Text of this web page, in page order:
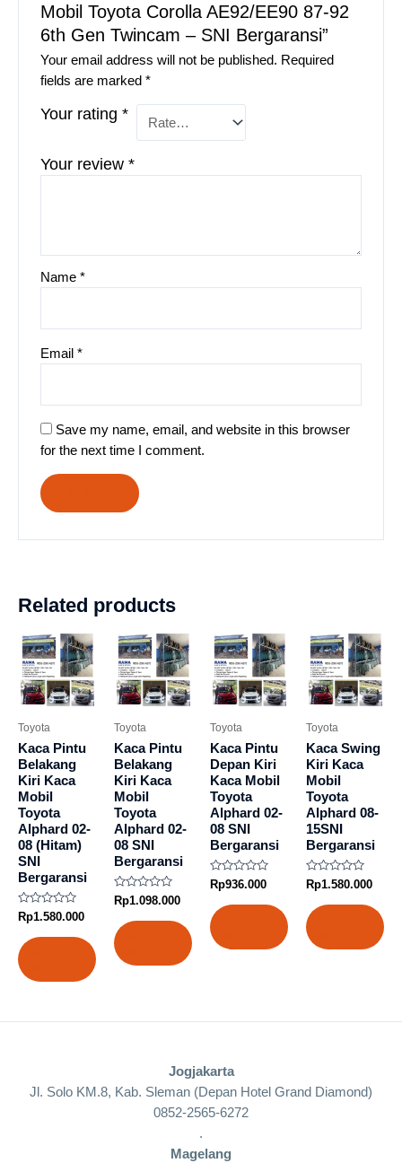
Mobil Toyota Corolla AE92/EE90 87-92
6th Gen Twincam – SNI Bergaransi”
Your email address will not be published. Required
fields are marked*
Your rating*
Your review*
Name*
Email*
Save my name, email, and website in this browser
for the next time I comment.
Related products
Toyota
Kaca Pintu
Belakang
Kiri Kaca
Mobil
Toyota
Alphard 02-
08 (Hitam)
SNI
Bergaransi
Rated
0
out
of
5
Rp1.580.000
Toyota
Kaca Pintu
Belakang
Kiri Kaca
Mobil
Toyota
Alphard 02-
08 SNI
Bergaransi
Rated
0
out
of
5
Rp1.098.000
Toyota
Kaca Pintu
Depan Kiri
Kaca Mobil
Toyota
Alphard 02-
08 SNI
Bergaransi
Rated
0
out
of
5
Rp936.000
Toyota
Kaca Swing
Kiri Kaca
Mobil
Toyota
Alphard 08-
15SNI
Bergaransi
Rated
0
out
of
5
Rp1.580.000
Jogjakarta
Jl. Solo KM.8, Kab. Sleman (Depan Hotel Grand Diamond)
0852-2565-6272
.
Magelang